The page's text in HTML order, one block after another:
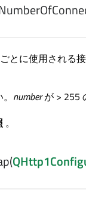
とに使用される
numberが > 255
。
(